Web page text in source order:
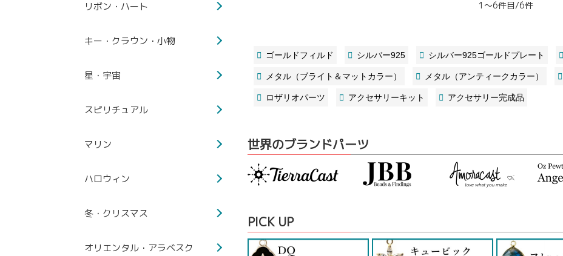
1～6件目/6件
ゴールドフィルド シルバー925 シルバー925ゴールドプレート
メタル（ブライト＆マットカラー） メタル（アンティークカラー）
ロザリオパーツ アクセサリーキット アクセサリー完成品
世界のブランドパーツ
PICK UP
リボン・ハート
キー・クラウン・小物
星・宇宙
スピリチュアル
マリン
ハロウィン
冬・クリスマス
オリエンタル・アラベスク